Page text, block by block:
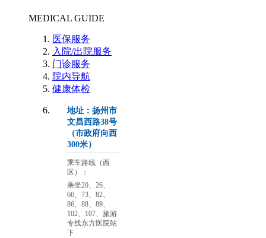
MEDICAL GUIDE
医保服务
入院/出院服务
门诊服务
院内导航
健康体检
地址：扬州市
文昌西路38号
（市政府向西
300米）
乘车路线（西
区）：
乘坐20、26、
66、73、82、
86、88、89、
102、107、旅游
专线东方医院站
下